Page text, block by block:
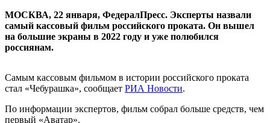
МОСКВА, 22 января, ФедералПресс. Эксперты назвали
самый кассовый фильм российского проката. Он вышел
на большие экраны в 2022 году и уже полюбился
россиянам.
Самым кассовым фильмом в истории российского проката
стал «Чебурашка», сообщает РИА Новости.
По информации экспертов, фильм собрал больше средств, чем
первый «Аватар».